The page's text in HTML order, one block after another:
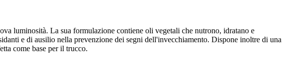
luminosità. La sua formulazione contiene oli vegetali che nutrono, idratano e
e di ausilio nella prevenzione dei segni dell'invecchiamento. Dispone inoltre di una
come base per il trucco.